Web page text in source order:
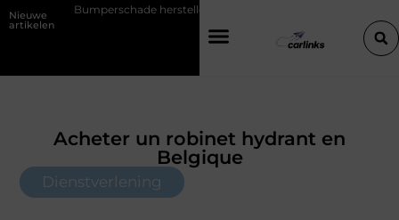
Nieuwe
artikelen
herstellen: repareren of de bumper vervangen?
Acheter un robinet hydrant en
Belgique
Dienstverlening